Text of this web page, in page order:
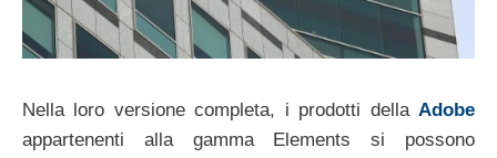
Nella loro versione completa, i prodotti della Adobe
appartenenti alla gamma Elements si possono